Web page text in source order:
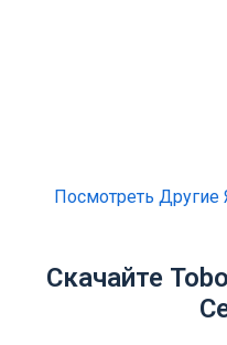
Посмотреть
Скачайте